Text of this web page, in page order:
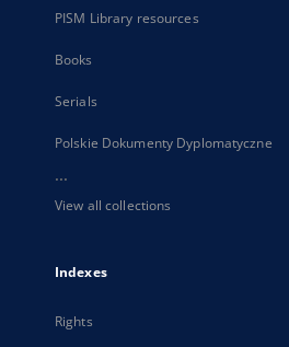
PISM Library resources
Books
Serials
Polskie Dokumenty Dyplomatyczne
...
View all collections
Indexes
Rights